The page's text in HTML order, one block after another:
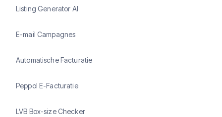
Listing Generator AI
E-mail Campagnes
Automatische Facturatie
Peppol E-Facturatie
LVB Box-size Checker